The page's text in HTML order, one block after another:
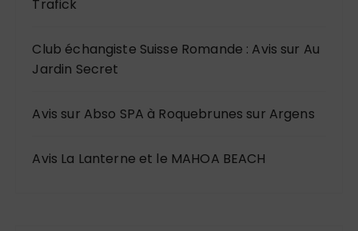
Trafick
Club échangiste Suisse Romande : Avis sur Au
Jardin Secret
Avis sur Abso SPA à Roquebrunes sur Argens
Avis La Lanterne et le MAHOA BEACH